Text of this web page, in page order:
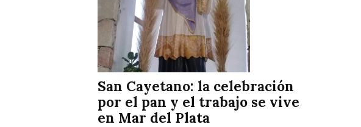
San Cayetano: la celebración
por el pan y el trabajo se vive
en Mar del Plata